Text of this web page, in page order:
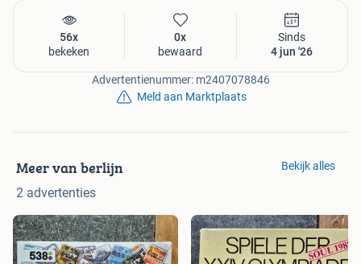
56x
bekeken
0x
bewaard
Sinds
4 jun '26
Advertentienummer: m2407078846
Meld aan Marktplaats
Meer van berlijn
2 advertenties
Bekijk alles